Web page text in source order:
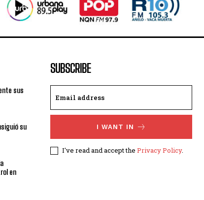
sus
su
en
SUBSCRIBE
I WANT IN
I've read and accept the Privacy Policy.